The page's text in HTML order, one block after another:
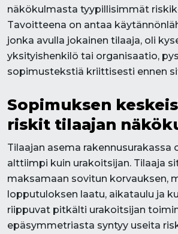
näkökulmasta tyypillisimmät
Tavoitteena on antaa
jonka avulla jokainen tilaaja, oli
yksityishenkilö tai organisaatio,
sopimustekstiä kriittisesti ennen
Sopimuksen
riskit tilaajan
Tilaajan asema rakennusurakassa
alttiimpi kuin urakoitsijan. Tilaaja
maksamaan sovitun korvauksen,
lopputuloksen laatu, aikataulu ja
riippuvat pitkälti urakoitsijan
epäsymmetriasta syntyy useita